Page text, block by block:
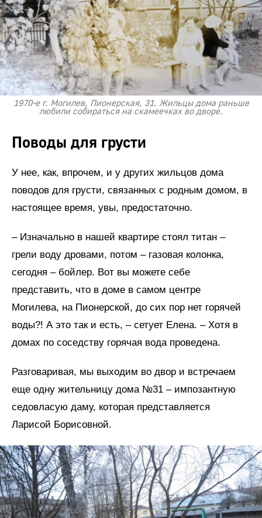
1970-е г. Могилев, Пионерская, 31. Жильцы дома раньше
любили собираться на скамеечках во дворе.
Поводы для грусти
У нее, как, впрочем, и у других жильцов дома
поводов для грусти, связанных с родным домом, в
настоящее время, увы, предостаточно.
– Изначально в нашей квартире стоял титан –
грели воду дровами, потом – газовая колонка,
сегодня – бойлер. Вот вы можете себе
представить, что в доме в самом центре
Могилева, на Пионерской, до сих пор нет горячей
воды?! А это так и есть, – сетует Елена. – Хотя в
домах по соседству горячая вода проведена.
Разговаривая, мы выходим во двор и встречаем
еще одну жительницу дома №31 – импозантную
седовласую даму, которая представляется
Ларисой Борисовной.